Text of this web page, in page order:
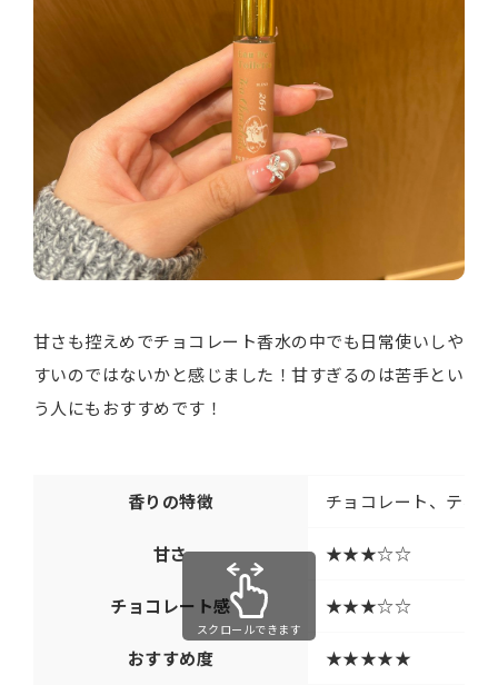
甘さも控えめでチョコレート香水の中でも日常使いしや
すいのではないかと感じました！甘すぎるのは苦手とい
う人にもおすすめです！
香りの特徴 チョコレート、ティー
甘さ ★★★☆☆
チョコレート感 ★★★☆☆
おすすめ度 ★★★★★
スクロールできます